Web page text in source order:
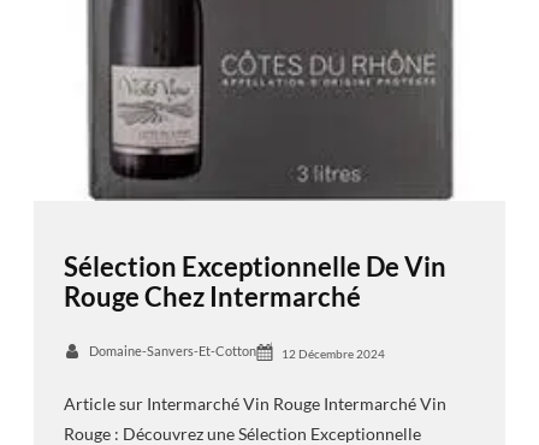
Sélection Exceptionnelle De Vin
Rouge Chez Intermarché
Domaine-Sanvers-Et-Cotton 12 Décembre 2024
Article sur Intermarché Vin Rouge Intermarché Vin
Rouge : Découvrez une Sélection Exceptionnelle